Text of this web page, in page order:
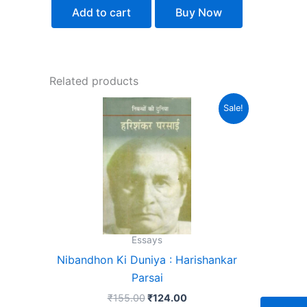
Add to cart Buy Now
Related products
Sale!
Essays
Nibandhon Ki Duniya : Harishankar
Parsai
₹155.00
Original
price
was:
₹155.00.
₹124.00
Current
price